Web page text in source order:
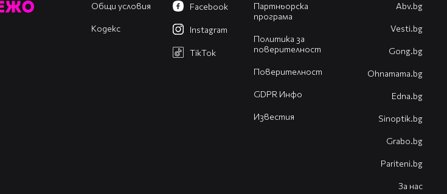
Общи условия
Кодекс
Партньорска
програма
Политика за
поверителност
Поверителност
GDPR Инфо
Известия
Facebook
Instagram
TikTok
Abv.bg
Vesti.bg
Gong.bg
Оhnamama.bg
Edna.bg
Sinoptik.bg
Grabo.bg
Pariteni.bg
За нас